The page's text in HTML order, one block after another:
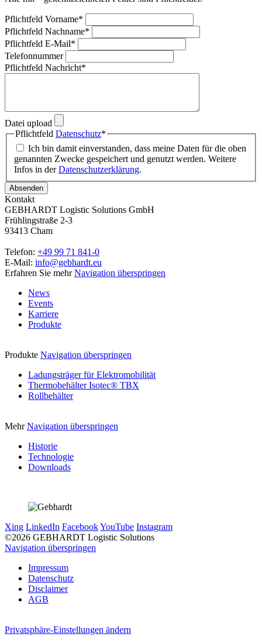
Pflichtfeld Vorname*
Pflichtfeld Nachname*
Pflichtfeld E-Mail*
Telefonnummer
Pflichtfeld Nachricht*
Datei upload
Pflichtfeld Datenschutz*
Ich bin damit einverstanden, dass meine Daten für die oben
genannten Zwecke gespeichert und genutzt werden. Weitere
Infos in derDatenschutzerklärung.
Absenden
Kontakt
GEBHARDT Logistic Solutions GmbH
Frühlingstraße 2-3
93413 Cham
Telefon: +49 99 71 841-0
E-Mail: info@gebhardt.eu
Erfahren Sie mehr Navigation überspringen
News
Events
Karriere
Produkte
Produkte Navigation überspringen
Ladungsträger für Elektromobilität
Thermobehälter Isotec® TBX
Rollbehälter
Mehr Navigation überspringen
Historie
Technologie
Downloads
Xing LinkedIn FacebookYouTube Instagram
©2026 GEBHARDT Logistic Solutions
Navigation überspringen
Impressum
Datenschutz
Disclaimer
AGB
Privatsphäre-Einstellungen ändern